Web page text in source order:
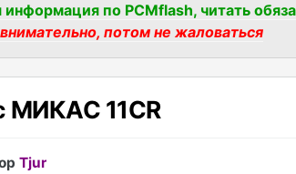
по PCMflash, читать
потом не жаловаться
МИКАС 11CR
Tjur